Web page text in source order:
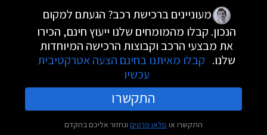
מעוניינים ברכישת רכב? הגעתם למקום
הנכון. קבלו מהמומחים שלנו ייעוץ חינם, הכירו
את מבצעי הרכב וקבוצות הרכישה המיוחדות
שלנו. קבלו מאיתנו בחינם הצעה אטרקטיבית
עכשיו
התקשרו
התקשרו או מלאו פרטים ונחזור אליכם בהקדם